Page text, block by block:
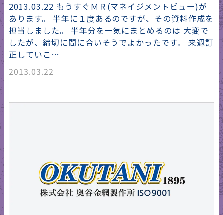
2013.03.22 もうすぐＭＲ(マネイジメントビュー)が
あります。 半年に１度あるのですが、その資料作成を
担当しました。 半年分を一気にまとめるのは 大変で
したが、締切に間に合いそうでよかったです。 来週訂
正していこ…
2013.03.22